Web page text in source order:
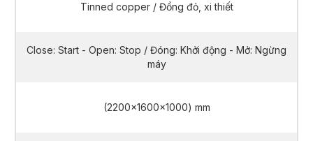
Tinned copper / Đồng đỏ, xi thiết
Close: Start - Open: Stop / Đóng: Khởi động - Mở: Ngừng
máy
(2200x1600x1000) mm